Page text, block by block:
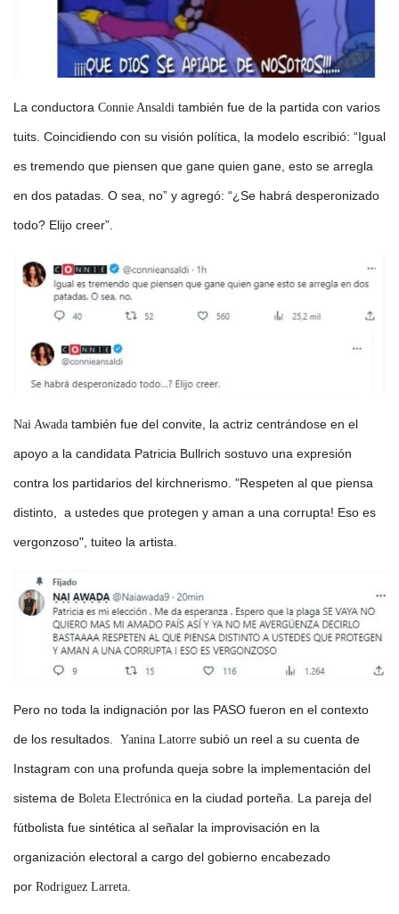
La conductora Connie Ansaldi también fue de la partida con varios
tuits. Coincidiendo con su visión política, la modelo escribió: “Igual
es tremendo que piensen que gane quien gane, esto se arregla
en dos patadas. O sea, no” y agregó: “¿Se habrá desperonizado
todo? Elijo creer”.
Nai Awada también fue del convite, la actriz centrándose en el
apoyo a la candidata Patricia Bullrich sostuvo una expresión
contra los partidarios del kirchnerismo. "Respeten al que piensa
distinto, a ustedes que protegen y aman a una corrupta! Eso es
vergonzoso", tuiteo la artista.
Pero no toda la indignación por las PASO fueron en el contexto
de los resultados. Yanina Latorre subió un reel a su cuenta de
Instagram con una profunda queja sobre la implementación del
sistema de Boleta Electrónica en la ciudad porteña. La pareja del
fútbolista fue sintética al señalar la improvisación en la
organización electoral a cargo del gobierno encabezado
por Rodriguez Larreta